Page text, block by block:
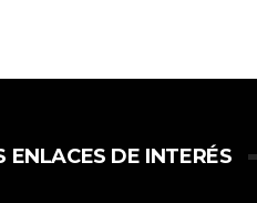
ENLACES DE INTERÉS